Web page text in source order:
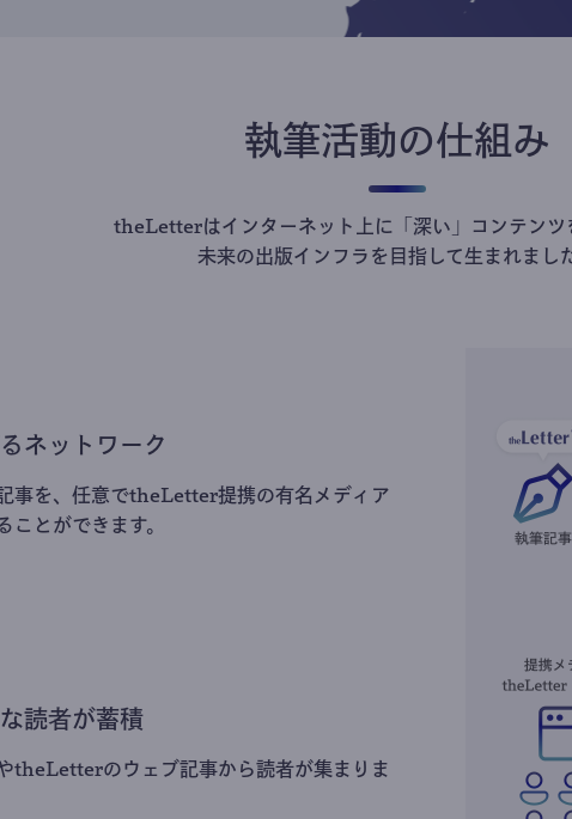
執筆活動の仕組み
theLetterはインターネット上に「深い」コンテンツ
未来の出版インフラを目指して生まれまし
ネットワーク
事を、任意でtheLetter提携の有名メディア
ことができます。
読者が蓄積
theLetterのウェブ記事から読者が集まりま